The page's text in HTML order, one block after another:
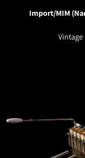
Import/MIM